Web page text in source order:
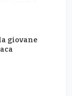
giovane